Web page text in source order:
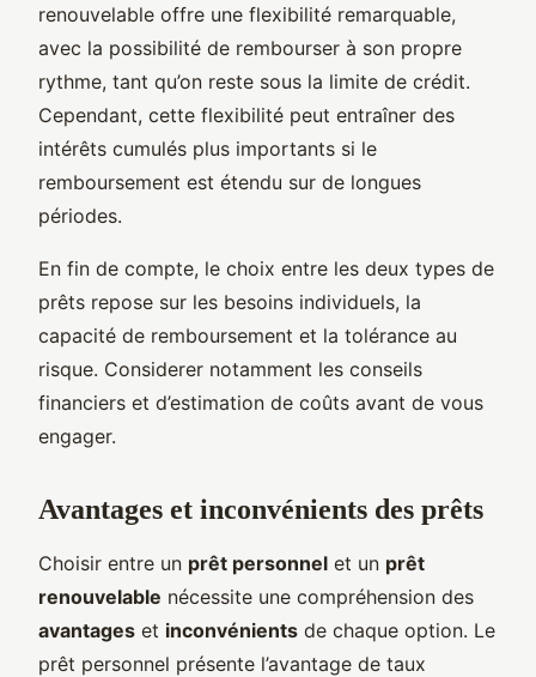
renouvelable offre une flexibilité remarquable,
avec la possibilité de rembourser à son propre
rythme, tant qu’on reste sous la limite de crédit.
Cependant, cette flexibilité peut entraîner des
intérêts cumulés plus importants si le
remboursement est étendu sur de longues
périodes.
En fin de compte, le choix entre les deux types de
prêts repose sur les besoins individuels, la
capacité de remboursement et la tolérance au
risque. Considerer notamment les conseils
financiers et d’estimation de coûts avant de vous
engager.
Avantages et inconvénients des prêts
Choisir entre un prêt personnel et un prêt
renouvelable nécessite une compréhension des
avantages et inconvénients de chaque option. Le
prêt personnel présente l’avantage de taux